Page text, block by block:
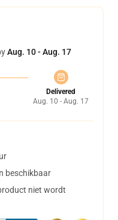
Aug. 10 - Aug. 17
Delivered
Aug. 10 - Aug. 17
beschikbaar
niet wordt